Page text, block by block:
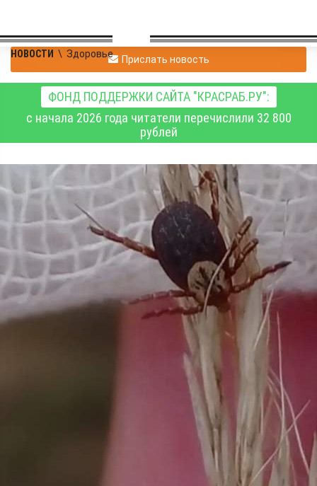
НОВОСТИ \ Здоровье Прислать новость
ФОНД ПОДДЕРЖКИ САЙТА "КРАСРАБ.РУ":
с начала 2026 года читатели перечислили 32 800
рублей
692 пострадавших от
присасывания клещей
зарегистрировано за
последние семь дней